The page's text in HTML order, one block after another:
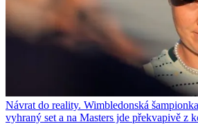
Návrat do reality. Wimbledonská
vyhraný set a na Masters jde překvapivě z